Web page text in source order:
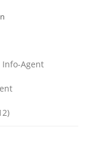
Info-Agent